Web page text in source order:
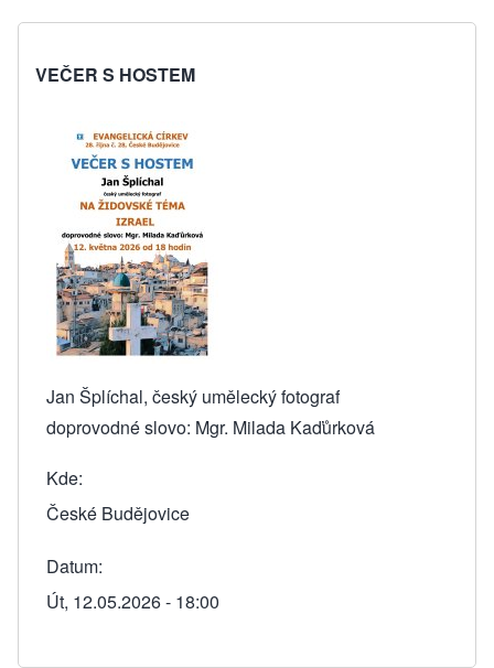
VEČER S HOSTEM
Jan Šplíchal, český umělecký fotograf
doprovodné slovo: Mgr. Milada Kaďůrková
Kde
České Budějovice
Datum
Út, 12.05.2026 - 18:00